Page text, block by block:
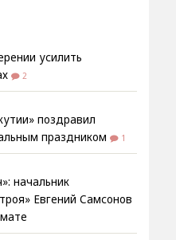
усилить
2
поздравил
праздником
1
начальник
Евгений Самсонов